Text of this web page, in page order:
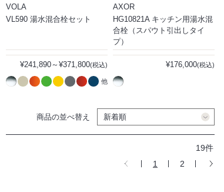
VOLA
VL590 湯水混合栓セット
¥241,890～¥371,800(税込)
他
AXOR
HG10821A キッチン用湯水混
合栓（スパウト引出しタイ
プ）
¥176,000(税込)
商品の並べ替え
19件
1
2